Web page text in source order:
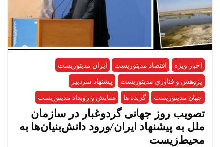
اخبار ویژه اقتصاد مدیتوریست
ایران مدیتوریست
پژوهش و فناوری مدیتوریست
پیشنهاد سردبیر
جهان مدیتوریست
گزیده ها همایش و رویداد مدیتوریست
تصویب روز جهانی گردوغبار در سازمان
ملل به پیشنهاد ایران/ورود دانش‌بنیان‌ها به
محیط‌زیست